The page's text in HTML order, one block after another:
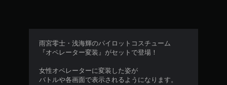
雨宮零士・浅海輝のパイロットコスチューム
『オペレーター変装』がセットで登場！
女性オペレーターに変装した姿が
バトルや各画面で表示されるようになります。